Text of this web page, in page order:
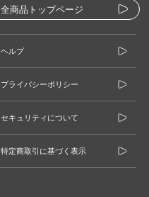
全商品トップページ
ヘルプ
プライバシーポリシー
セキュリティについて
特定商取引に基づく表示